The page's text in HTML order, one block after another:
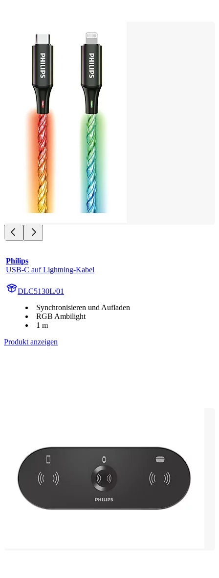
Philips
USB-C auf Lightning-Kabel
DLC5130L/01
Synchronisieren und Aufladen
RGB Ambilight
1 m
Produkt anzeigen